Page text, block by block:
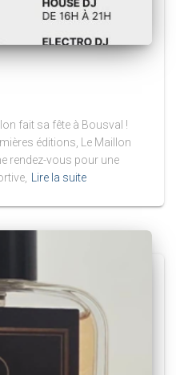
fait sa fête à Bousval !
éditions, Le Maillon
rendez-vous pour une
Lire la suite